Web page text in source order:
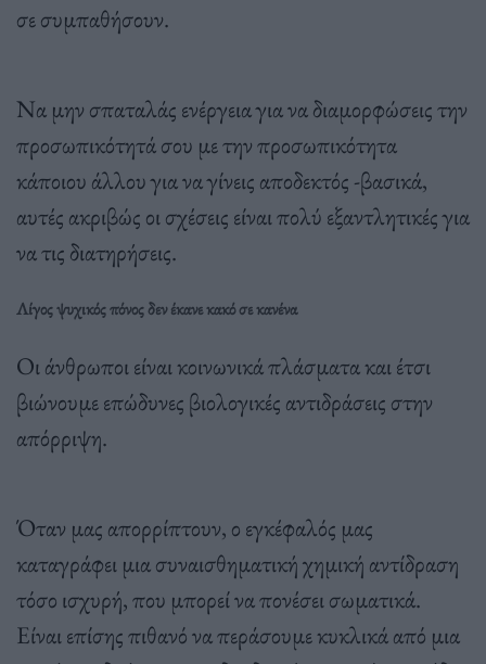
σε συμπαθήσουν.
Να μην σπαταλάς ενέργεια για να διαμορφώσεις την
προσωπικότητά σου με την προσωπικότητα
κάποιου άλλου για να γίνεις αποδεκτός -βασικά,
αυτές ακριβώς οι σχέσεις είναι πολύ εξαντλητικές για
να τις διατηρήσεις.
Λίγος ψυχικός πόνος δεν έκανε κακό σε κανένα
Οι άνθρωποι είναι κοινωνικά πλάσματα και έτσι
βιώνουμε επώδυνες βιολογικές αντιδράσεις στην
απόρριψη.
Όταν μας απορρίπτουν, ο εγκέφαλός μας
καταγράφει μια συναισθηματική χημική αντίδραση
τόσο ισχυρή, που μπορεί να πονέσει σωματικά.
Είναι επίσης πιθανό να περάσουμε κυκλικά από μια